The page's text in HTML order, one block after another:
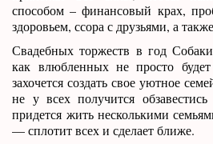
способом – финансовый крах,
здоровьем, ссора с друзьями, а
Свадебных торжеств в год
как влюбленных не просто
захочется создать свое уютное
не у всех получится
придется жить несколькими
— сплотит всех и сделает ближе.